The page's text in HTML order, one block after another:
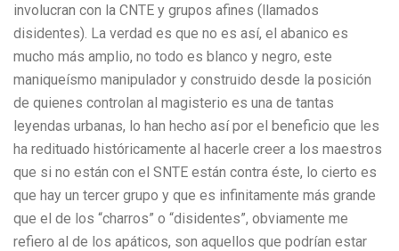
involucran con la CNTE y grupos afines (llamados
disidentes). La verdad es que no es así, el abanico es
mucho más amplio, no todo es blanco y negro, este
maniqueísmo manipulador y construido desde la posición
de quienes controlan al magisterio es una de tantas
leyendas urbanas, lo han hecho así por el beneficio que les
ha redituado históricamente al hacerle creer a los maestros
que si no están con el SNTE están contra éste, lo cierto es
que hay un tercer grupo y que es infinitamente más grande
que el de los “charros” o “disidentes”, obviamente me
refiero al de los apáticos, son aquellos que podrían estar